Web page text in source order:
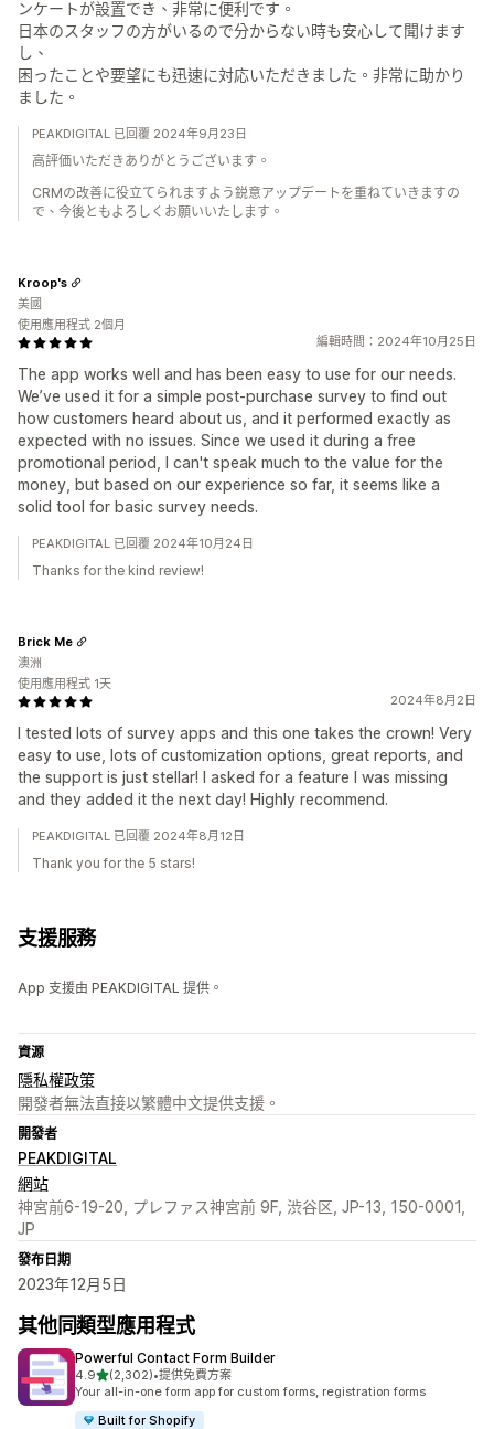
ンケートが設置でき、非常に便利です。
日本のスタッフの方がいるので分からない時も安心して聞けます
し、
困ったことや要望にも迅速に対応いただきました。非常に助かり
ました。
PEAKDIGITAL 已回覆 2024年9月23日
高評価いただきありがとうございます。
CRMの改善に役立てられますよう鋭意アップデートを重ねていきますの
で、今後ともよろしくお願いいたします。
編輯時間：2024年10月25日
The app works well and has been easy to use for our needs.
We’ve used it for a simple post-purchase survey to find out
how customers heard about us, and it performed exactly as
expected with no issues. Since we used it during a free
promotional period, I can't speak much to the value for the
money, but based on our experience so far, it seems like a
solid tool for basic survey needs.
Kroop's
美國
使用應用程式 2個月
PEAKDIGITAL 已回覆 2024年10月24日
Thanks for the kind review!
2024年8月2日
I tested lots of survey apps and this one takes the crown! Very
easy to use, lots of customization options, great reports, and
the support is just stellar! I asked for a feature I was missing
and they added it the next day! Highly recommend.
Brick Me
澳洲
使用應用程式 1天
PEAKDIGITAL 已回覆 2024年8月12日
Thank you for the 5 stars!
支援服務
App 支援由 PEAKDIGITAL 提供。
資源
隱私權政策
開發者無法直接以繁體中文提供支援。
開發者
PEAKDIGITAL
網站
神宮前6-19-20, プレファス神宮前 9F, 渋谷区, JP-13, 150-0001,
JP
發布日期
2023年12月5日
其他同類型應用程式
Powerful Contact Form Builder
4.9滿分 5 顆星
(2,302)
共有 2302 則評價
•提供免費方案
Your all-in-one form app for custom forms, registration forms
Built for Shopify